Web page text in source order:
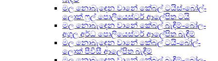
මල නොබැඳෙන වානේ කේබල් ටයිස්-බෝල්-
ලොක් ෆුල් පොලියෙස්ටර් ආලේපිත ටයි
මල නොබැඳෙන වානේ කේබල් බැඳීම්-බෝල-
අගුල අර්ධ පොලියෙස්ටර් ආලේපිත බැඳීම්
මල නොබැඳෙන වානේ කේබල් ටයි-බෝල්-
ලොක් පීවීසී ආලේපිත බැඳීම්